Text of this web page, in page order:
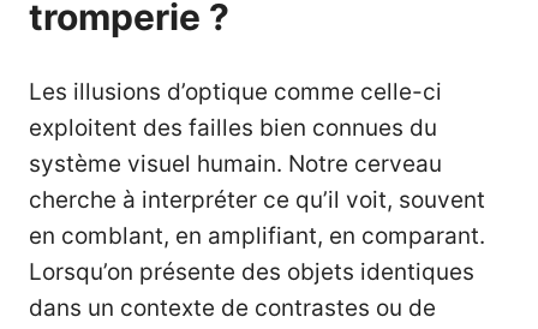
tromperie ?
Les illusions d’optique comme celle-ci
exploitent des failles bien connues du
système visuel humain. Notre cerveau
cherche à interpréter ce qu’il voit, souvent
en comblant, en amplifiant, en comparant.
Lorsqu’on présente des objets identiques
dans un contexte de contrastes ou de